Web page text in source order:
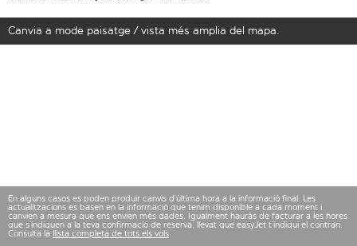
Canvia a mode paisatge / vista més amplia del mapa.
En alguns casos es poden produir canvis d’última hora a la informació final. Les
actualitzacions es basen en la informació que tenim disponible a cada moment i
canvien a mesura que ens envien més dades. Igualment hauràs de facturar a les hores
que s’indiquen a la teva confirmació de reserva, llevat que easyJet t’indiqui el contrari.
Consulta la llista completa de tots els vols.